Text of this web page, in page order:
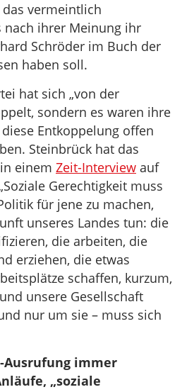
vermeintlich
nach ihrer Meinung ihr
Schröder im Buch der
haben soll.
hat sich „von der
sondern es waren ihre
Entkoppelung offen
Steinbrück hat das
einem Zeit-Interview auf
Gerechtigkeit muss
für jene zu machen,
unseres Landes tun: die
die arbeiten, die
erziehen, die etwas
schaffen, kurzum,
unsere Gesellschaft
nur um sie – muss sich
Ausrufung immer
„soziale